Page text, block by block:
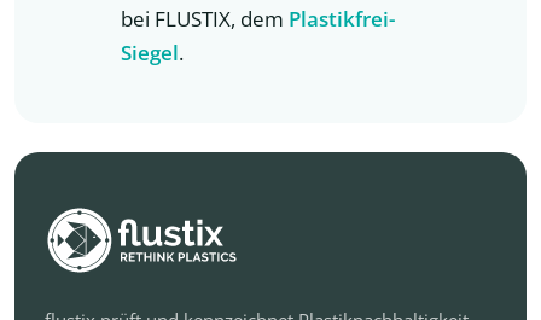
bei FLUSTIX, dem Plastikfrei-
Siegel.